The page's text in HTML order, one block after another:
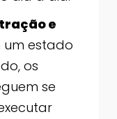
e
um estado
os
se